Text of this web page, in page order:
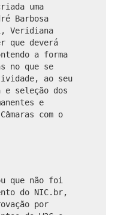
uma
Barbosa
Veridiana
que deverá
a forma
no que se
ao seu
e seleção dos
e
com o
que não foi
do NIC.br,
por